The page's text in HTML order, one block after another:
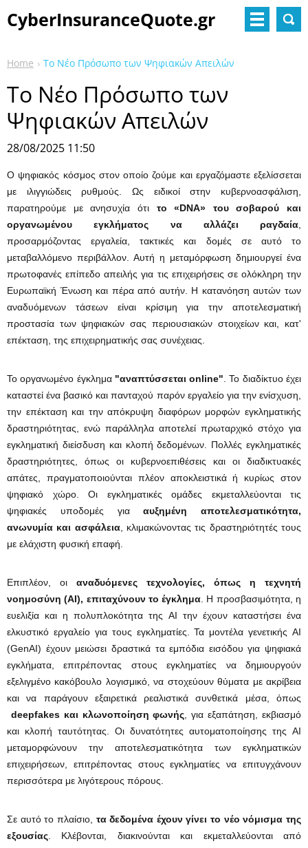
CyberInsuranceQuote.gr
Home Το Νέο Πρόσωπο των Ψηφιακών Απειλών
Το Νέο Πρόσωπο των
Ψηφιακών Απειλών
28/08/2025 11:50
Ο ψηφιακός κόσμος στον οποίο ζούμε και εργαζόμαστε εξελίσσεται
με ιλιγγιώδεις ρυθμούς. Ως ειδικοί στην κυβερνοασφάλιση,
παρατηρούμε με ανησυχία ότι
το «DNA» του σοβαρού και
οργανωμένου εγκλήματος να αλλάζει ραγδαία
προσαρμόζοντας εργαλεία, τακτικές και δομές σε αυτό το
μεταβαλλόμενο περιβάλλον. Αυτή η μεταμόρφωση δημιουργεί ένα
πρωτοφανές επίπεδο απειλής για τις επιχειρήσεις σε ολόκληρη την
Ευρωπαϊκή Ένωση και πέρα από αυτήν. Η κατανόηση αυτών των
αναδυόμενων τάσεων είναι κρίσιμη για την αποτελεσματική
προστασία των ψηφιακών σας περιουσιακών στοιχείων και, κατ'
επέκταση, της επιχειρηματικής σας συνέχειας.
Το οργανωμένο έγκλημα "αναπτύσσεται online" . Το διαδίκτυο έχει
καταστεί ένα βασικό και πανταχού παρόν εργαλείο για την ενίσχυση,
την επέκταση και την απόκρυψη διαφόρων μορφών εγκληματικής
δραστηριότητας, ενώ παράλληλα αποτελεί πρωταρχικό στόχο για
εγκληματική διείσδυση και κλοπή δεδομένων. Πολλές εγκληματικές
δραστηριότητες, όπως οι κυβερνοεπιθέσεις και οι διαδικτυακές
απάτες, πραγματοποιούνται πλέον αποκλειστικά ή κυρίως στον
ψηφιακό χώρο. Οι εγκληματικές ομάδες εκμεταλλεύονται τις
ψηφιακές υποδομές για
αυξημένη αποτελεσματικότητα,
ανωνυμία και ασφάλεια, κλιμακώνοντας τις δραστηριότητές τους
με ελάχιστη φυσική επαφή.
Επιπλέον, οι
αναδυόμενες τεχνολογίες, όπως η τεχνητή
νοημοσύνη (AI), επιταχύνουν το έγκλημα . Η προσβασιμότητα, η
ευελιξία και η πολυπλοκότητα της AI την έχουν καταστήσει ένα
ελκυστικό εργαλείο για τους εγκληματίες. Τα μοντέλα γενετικής AI
(GenAI) έχουν μειώσει δραστικά τα εμπόδια εισόδου για ψηφιακά
εγκλήματα, επιτρέποντας στους εγκληματίες να δημιουργούν
εξελιγμένο κακόβουλο λογισμικό, να στοχεύουν θύματα με ακρίβεια
και να παράγουν εξαιρετικά ρεαλιστικά συνθετικά μέσα, όπως
deepfakes και κλωνοποίηση φωνής , για εξαπάτηση, εκβιασμό
και κλοπή ταυτότητας. Οι δυνατότητες αυτοματοποίησης της AI
μεταμορφώνουν την αποτελεσματικότητα των εγκληματικών
επιχειρήσεων, επιτρέποντας στους εγκληματίες να επιτυγχάνουν
περισσότερα με λιγότερους πόρους.
Σε αυτό το πλαίσιο, τα δεδομένα έχουν γίνει το νέο νόμισμα της
εξουσίας . Κλέβονται, διακινούνται και εκμεταλλεύονται από